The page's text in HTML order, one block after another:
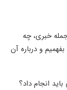
خبری، چه
و درباره آن
انجام داد؟